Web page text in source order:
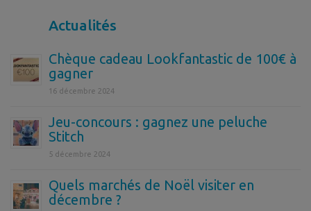
Actualités
Chèque cadeau Lookfantastic de 100€ à
gagner
16 décembre 2024
Jeu-concours : gagnez une peluche
Stitch
5 décembre 2024
Quels marchés de Noël visiter en
décembre ?